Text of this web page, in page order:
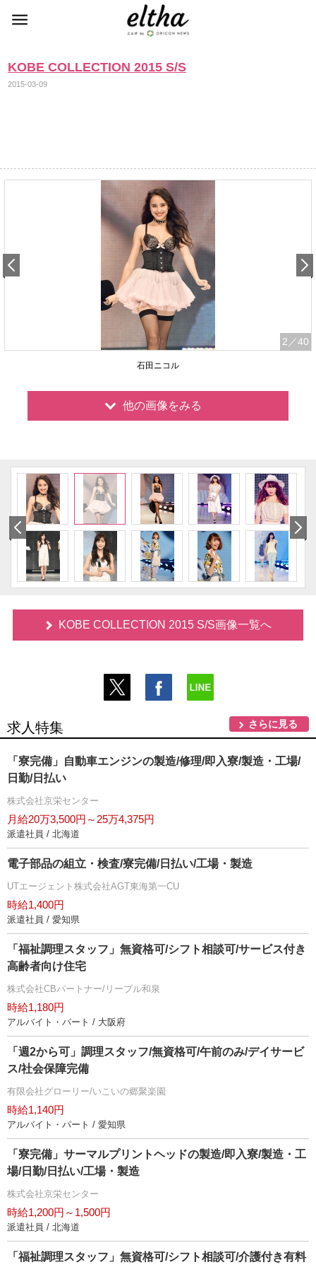
KOBE COLLECTION 2015 S/S
2015-03-09
2 ／40
石田ニコル
他の画像をみる
KOBE COLLECTION 2015 S/S画像一覧へ
求人特集 さらに見る
「寮完備」自動車エンジンの製造/修理/即入寮/製造・工場/
日勤/日払い
株式会社京栄センター
月給20万3,500円～25万4,375円
派遣社員 / 北海道
電子部品の組立・検査/寮完備/日払い/工場・製造
UTエージェント株式会社AGT東海第一CU
時給1,400円
派遣社員 / 愛知県
「福祉調理スタッフ」無資格可/シフト相談可/サービス付き
高齢者向け住宅
株式会社CBパートナー/リーブル和泉
時給1,180円
アルバイト・パート / 大阪府
「週2から可」調理スタッフ/無資格可/午前のみ/デイサービ
ス/社会保障完備
有限会社グローリー/いこいの郷聚楽園
時給1,140円
アルバイト・パート / 愛知県
「寮完備」サーマルプリントヘッドの製造/即入寮/製造・工
場/日勤/日払い/工場・製造
株式会社京栄センター
時給1,200円～1,500円
派遣社員 / 北海道
「福祉調理スタッフ」無資格可/シフト相談可/介護付き有料